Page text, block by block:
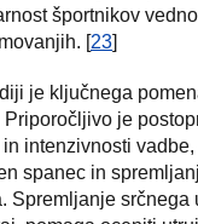
športnikov
[23]
je ključnega
je
intenzivnosti
spanec in
Spremljanje srčnega